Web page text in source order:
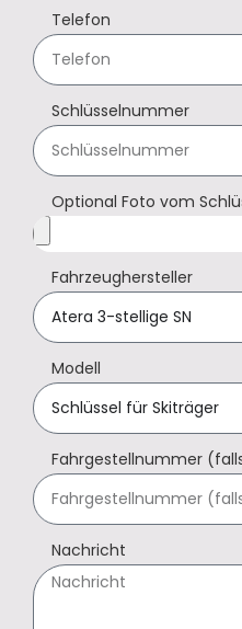
Telefon
Schlüsselnummer
Optional Foto vom
Fahrzeughersteller
Modell
Fahrgestellnummer
Nachricht